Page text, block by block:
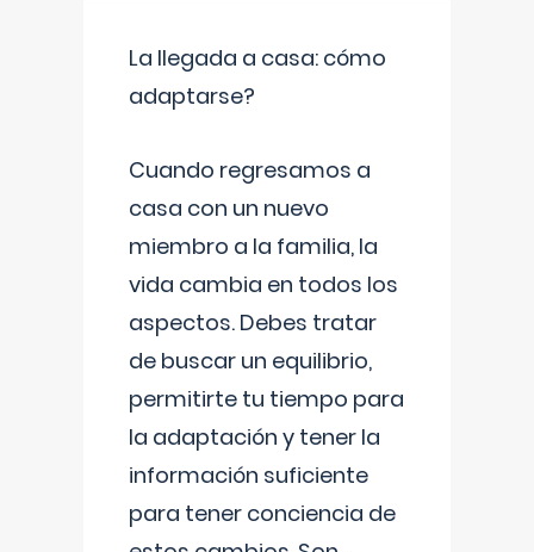
La llegada a casa: cómo
adaptarse?
Cuando regresamos a
casa con un nuevo
miembro a la familia, la
vida cambia en todos los
aspectos. Debes tratar
de buscar un equilibrio,
permitirte tu tiempo para
la adaptación y tener la
información suficiente
para tener conciencia de